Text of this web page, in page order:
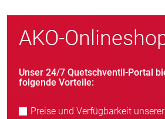
AKO-
Unser 24/7 Quetschventil-Portal
folgende Vorteile:
Preise und Verfügbarkeit